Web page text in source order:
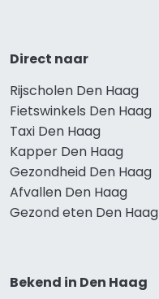
Direct naar
Rijscholen Den Haag
Fietswinkels Den Haag
Taxi Den Haag
Kapper Den Haag
Gezondheid Den Haag
Afvallen Den Haag
Gezond eten Den Haag
Bekend in Den Haag